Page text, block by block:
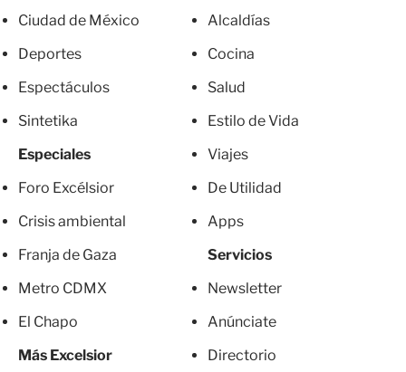
Ciudad de México
Deportes
Espectáculos
Sintetika
Especiales
Foro Excélsior
Crisis ambiental
Franja de Gaza
Metro CDMX
El Chapo
Más Excelsior
Alcaldías
Cocina
Salud
Estilo de Vida
Viajes
De Utilidad
Apps
Servicios
Newsletter
Anúnciate
Directorio